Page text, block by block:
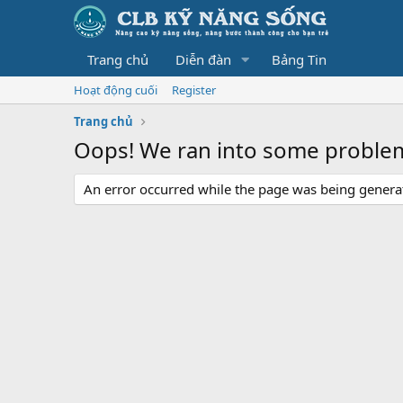
Trang chủ Diễn đàn Bảng Tin
Hoạt động cuối
Register
Trang chủ
Oops! We ran into some
An error occurred while the page was being